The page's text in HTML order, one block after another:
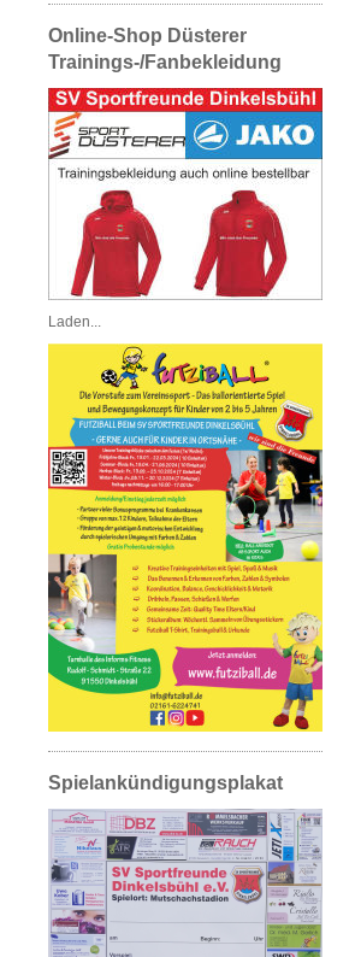
Online-Shop Düsterer
Trainings-/Fanbekleidung
Laden...
Spielankündigungsplakat